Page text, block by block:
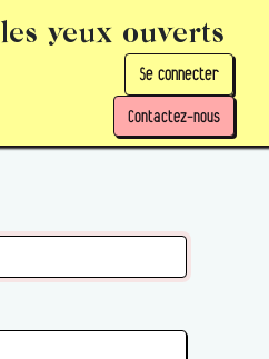
les yeux ouverts
Se connecter
Contactez-nous